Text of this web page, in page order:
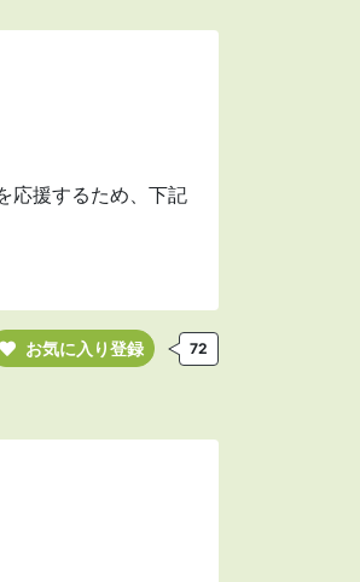
応援するため、下記
お気に入り登録 72